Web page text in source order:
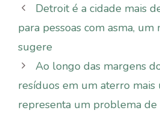
Detroit é a cidade mais
para pessoas com asma,
sugere
Ao longo das margens
resíduos em um aterro mais
representa um problema de